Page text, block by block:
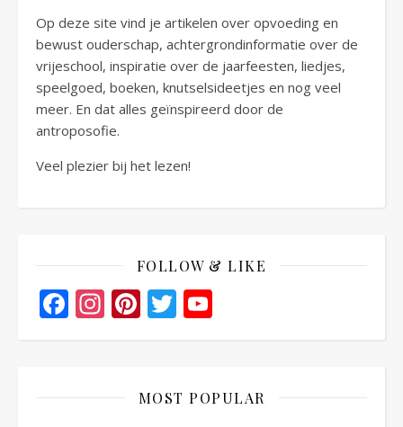
Op deze site vind je artikelen over opvoeding en
bewust ouderschap, achtergrondinformatie over de
vrijeschool, inspiratie over de jaarfeesten, liedjes,
speelgoed, boeken, knutselsideetjes en nog veel
meer. En dat alles geïnspireerd door de
antroposofie.
Veel plezier bij het lezen!
FOLLOW & LIKE
Facebook
Instagram
Pinterest
Twitter
Channel
MOST POPULAR